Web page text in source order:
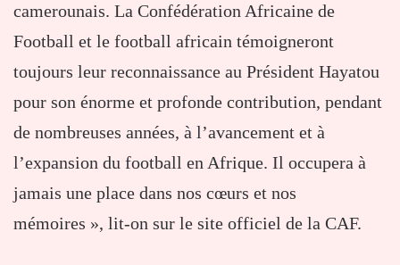
camerounais. La Confédération Africaine de
Football et le football africain témoigneront
toujours leur reconnaissance au Président Hayatou
pour son énorme et profonde contribution, pendant
de nombreuses années, à l’avancement et à
l’expansion du football en Afrique. Il occupera à
jamais une place dans nos cœurs et nos
mémoires », lit-on sur le site officiel de la CAF.